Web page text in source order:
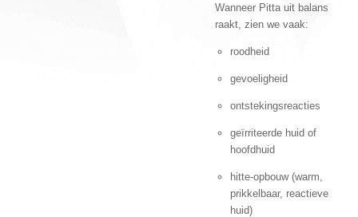
Wanneer Pitta uit balans
raakt, zien we vaak:
roodheid
gevoeligheid
ontstekingsreacties
geïrriteerde huid of
hoofdhuid
hitte-opbouw (warm,
prikkelbaar, reactieve
huid)